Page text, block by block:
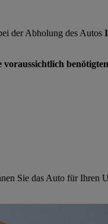
der Abholung des Autos
Sie das Auto für Ihren